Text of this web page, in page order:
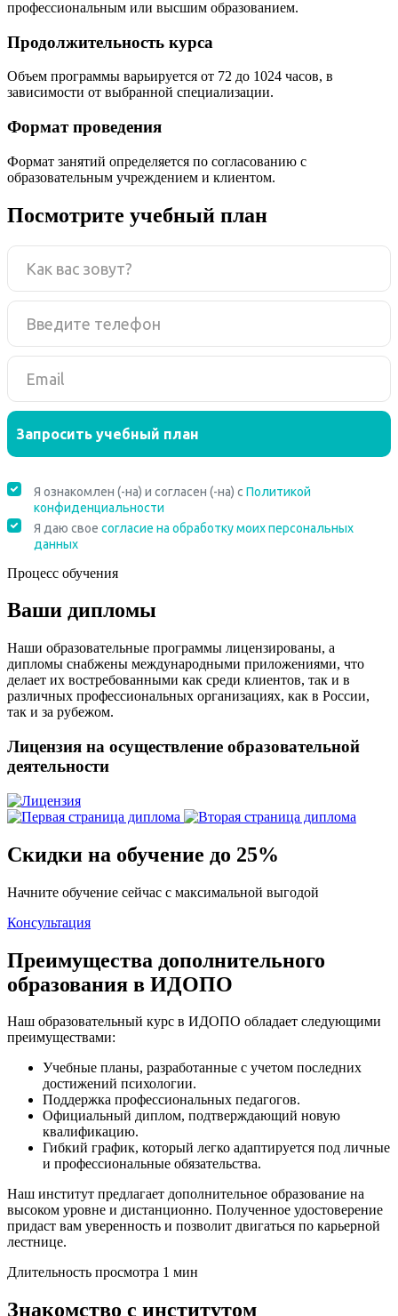
профессиональным или высшим образованием.
Продолжительность курса
Объем программы варьируется от 72 до 1024 часов, в
зависимости от выбранной специализации.
Формат проведения
Формат занятий определяется по согласованию с
образовательным учреждением и клиентом.
Посмотрите учебный план
Процесс обучения
Ваши дипломы
Наши образовательные программы лицензированы, а
дипломы снабжены международными приложениями, что
делает их востребованными как среди клиентов, так и в
различных профессиональных организациях, как в России,
так и за рубежом.
Лицензия на осуществление образовательной
деятельности
Скидки на обучение до 25%
Начните обучение сейчас с максимальной выгодой
Консультация
Преимущества дополнительного
образования в ИДОПО
Наш образовательный курс в ИДОПО обладает следующими
преимуществами:
Учебные планы, разработанные с учетом последних
достижений психологии.
Поддержка профессиональных педагогов.
Официальный диплом, подтверждающий новую
квалификацию.
Гибкий график, который легко адаптируется под личные
и профессиональные обязательства.
Наш институт предлагает дополнительное образование на
высоком уровне и дистанционно. Полученное удостоверение
придаст вам уверенность и позволит двигаться по карьерной
лестнице.
Длительность просмотра 1 мин
Знакомство с институтом